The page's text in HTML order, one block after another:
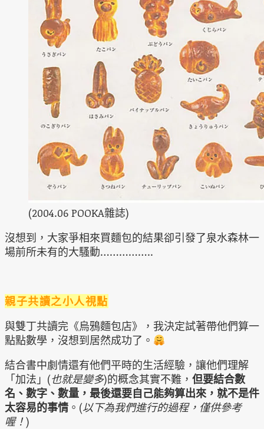
(2004.06 POOKA雜誌)
沒想到，大家爭相來買麵包的結果卻引發了泉水森林一
場前所未有的大騷動……………..
親子共讀之小人視點
與雙丁共讀完《烏鴉麵包店》，我決定試著帶他們算一
點點數學，沒想到居然成功了。
結合書中劇情還有他們平時的生活經驗，讓他們理解
「加法」(也就是變多)的概念其實不難， 但要結合數
名、數字、數量，最後還要自己能夠算出來，就不是件
太容易的事情 。(以下為我們進行的過程，僅供參考
喔！)